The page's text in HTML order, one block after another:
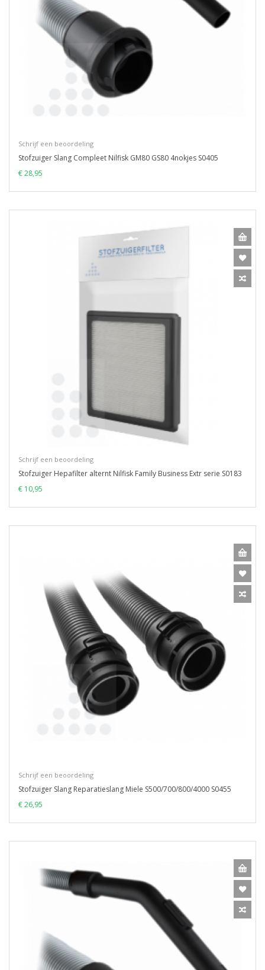
Schrijf een beoordeling
Stofzuiger Slang Compleet Nilfisk GM80 GS80 4nokjes S0405
€ 28,95
Schrijf een beoordeling
Stofzuiger Hepafilter alternt Nilfisk Family Business Extr serie S0183
€ 10,95
Schrijf een beoordeling
Stofzuiger Slang Reparatieslang Miele S500/700/800/4000 S0455
€ 26,95